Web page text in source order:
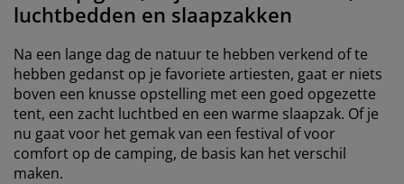
luchtbedden en slaapzakken
Na een lange dag de natuur te hebben verkend of te
hebben gedanst op je favoriete artiesten, gaat er niets
boven een knusse opstelling met een goed opgezette
tent, een zacht luchtbed en een warme slaapzak. Of je
nu gaat voor het gemak van een festival of voor
comfort op de camping, de basis kan het verschil
maken.